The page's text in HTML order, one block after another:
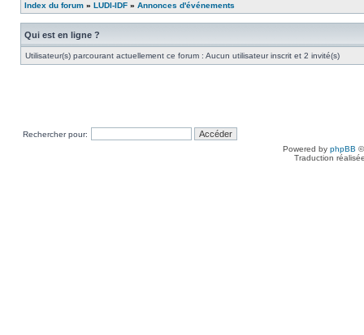
Index du forum » LUDI-IDF » Annonces d'événements
Qui est en ligne ?
Utilisateur(s) parcourant actuellement ce forum : Aucun utilisateur inscrit et 2 invité(s)
Rechercher pour:
Powered by phpBB
Traduction